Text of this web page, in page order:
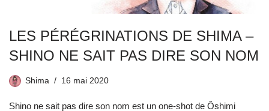
LES PÉRÉGRINATIONS DE SHIMA –
SHINO NE SAIT PAS DIRE SON NOM
Shima 16 mai 2020
Shino ne sait pas dire son nom est un one-shot de Ôshimi